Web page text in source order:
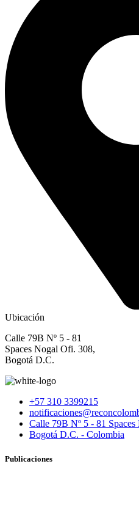
Ubicación
Calle 79B Nº 5 - 81
Spaces Nogal Ofi. 308,
Bogotá D.C.
+57 310 3399215
Calle 79B Nº 5 - 81
Bogotá D.C. - Colombia
Publicaciones